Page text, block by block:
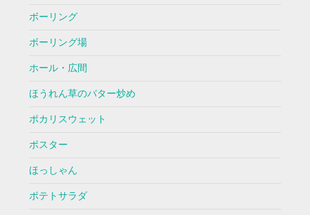
ボーリング
ボーリング場
ホール・広間
ほうれん草のバター炒め
ポカリスウェット
ポスター
ほっしゃん
ポテトサラダ